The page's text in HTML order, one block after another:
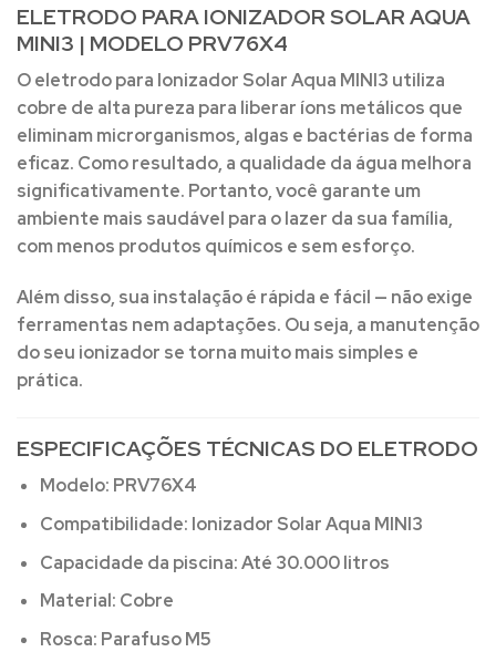
ELETRODO PARA IONIZADOR SOLAR AQUA
MINI3 | MODELO PRV76X4
Oeletrodo para Ionizador Solar Aqua MINI3 utiliza
cobre de alta pureza para liberar íons metálicos que
eliminam microrganismos, algas e bactérias de forma
eficaz. Como resultado, a qualidade da água melhora
significativamente. Portanto, você garante um
ambiente mais saudável para o lazer da sua família,
com menos produtos químicos e sem esforço.
Além disso, sua instalação é rápida e fácil — não exige
ferramentas nem adaptações. Ou seja, a manutenção
do seu ionizador se torna muito mais simples e
prática.
ESPECIFICAÇÕES TÉCNICAS DO ELETRODO
Modelo: PRV76X4
Compatibilidade: Ionizador Solar Aqua MINI3
Capacidade da piscina:Até 30.000 litros
Material: Cobre
Rosca: Parafuso M5